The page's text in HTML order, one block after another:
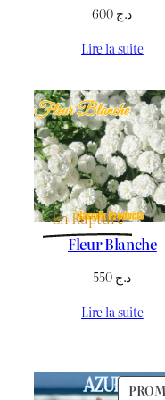
د.ج600
Lire la suite
En Rupture
Fleur Blanche
د.ج550
Lire la suite